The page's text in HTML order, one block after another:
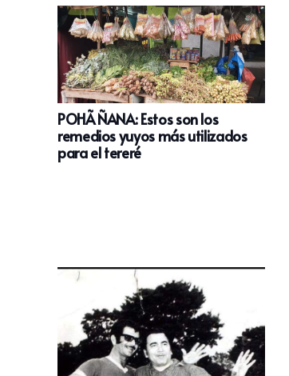
POHÃ ÑANA: Estos son los
remedios yuyos más utilizados
para el tereré